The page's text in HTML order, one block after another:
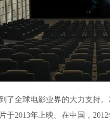
全球电影业界的大力支持。
于2013年上映。在中国，